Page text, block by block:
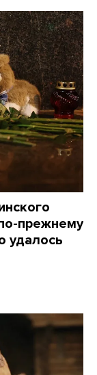
прежнему
удалось